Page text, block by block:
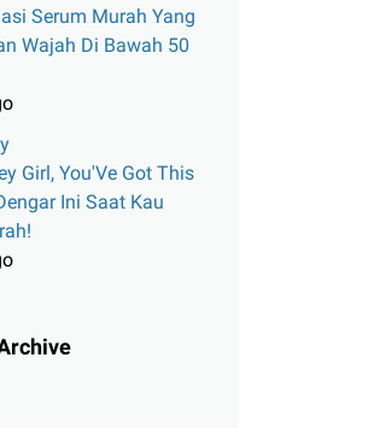
Serum Murah Yang
Wajah Di Bawah 50
Girl, You'Ve Got This
Ini Saat Kau